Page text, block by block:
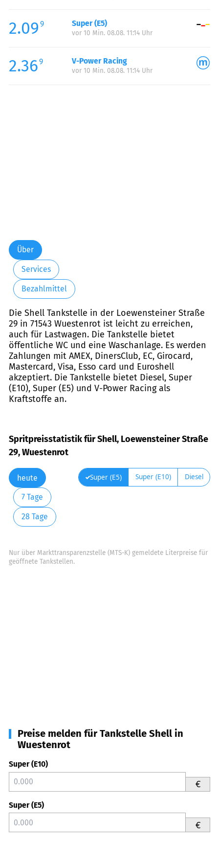
2.09 9 Super (E5)
vor 10 Min. 08.08. 11:14 Uhr
2.369 V-Power Racing
vor 10 Min. 08.08. 11:14 Uhr
Über
Services
Bezahlmittel
Die Shell Tankstelle in der Loewensteiner Straße
29 in 71543 Wuestenrot ist leicht zu erreichen,
auch für Lastwagen. Die Tankstelle bietet
öffentliche WC und eine Waschanlage. Es werden
Zahlungen mit AMEX, DinersClub, EC, Girocard,
Mastercard, Visa, Esso card und Euroshell
akzeptiert. Die Tankstelle bietet Diesel, Super
(E10), Super (E5) und V-Power Racing als
Kraftstoffe an.
Spritpreisstatistik für Shell, Loewensteiner Straße
29, Wuestenrot
heute
7 Tage
28 Tage
Super (E5) Super (E10) Diesel
Nur über Markttransparenzstelle (MTS-K) gemeldete Literpreise für
geöffnete Tankstellen.
Preise melden für Tankstelle Shell in
Wuestenrot
Super (E10)
€
Super (E5)
€